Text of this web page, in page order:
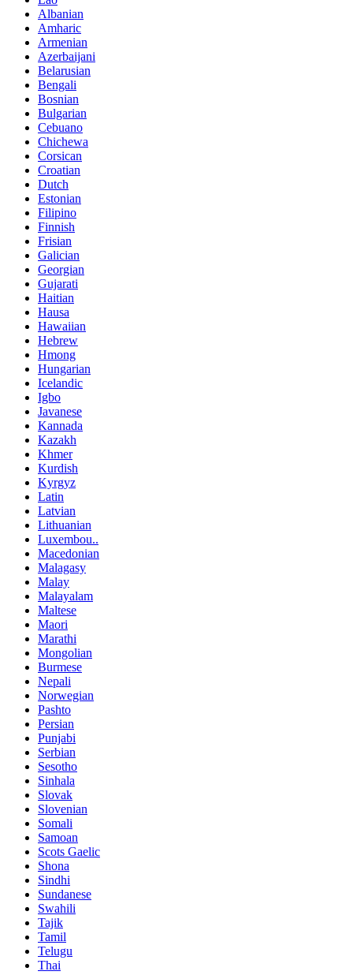
Albanian
Amharic
Armenian
Azerbaijani
Belarusian
Bengali
Bosnian
Bulgarian
Cebuano
Chichewa
Corsican
Croatian
Dutch
Estonian
Filipino
Finnish
Frisian
Galician
Georgian
Gujarati
Haitian
Hausa
Hawaiian
Hebrew
Hmong
Hungarian
Icelandic
Igbo
Javanese
Kannada
Kazakh
Khmer
Kurdish
Kyrgyz
Latin
Latvian
Lithuanian
Luxembou..
Macedonian
Malagasy
Malay
Malayalam
Maltese
Maori
Marathi
Mongolian
Burmese
Nepali
Norwegian
Pashto
Persian
Punjabi
Serbian
Sesotho
Sinhala
Slovak
Slovenian
Somali
Samoan
Scots Gaelic
Shona
Sindhi
Sundanese
Swahili
Tajik
Tamil
Telugu
Thai